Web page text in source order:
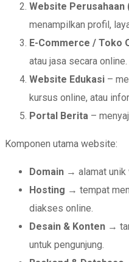
Website Perusahaan
menampilkan profil,
E-Commerce / Toko
atau jasa secara online.
Website Edukasi –
kursus online, atau
Portal Berita –
Komponen utama website:
Domain → alamat unik
Hosting → tempat
diakses online.
Desain & Konten →
untuk pengunjung.